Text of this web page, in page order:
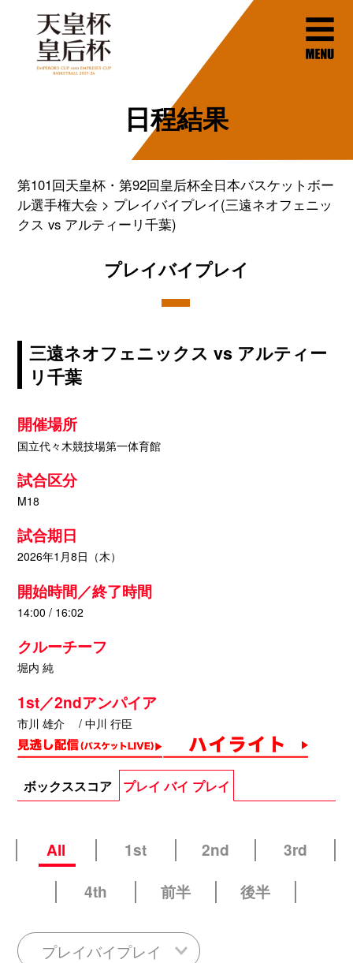
日程結果
第101回天皇杯・第92回皇后杯全日本バスケットボー
ル選手権大会
プレイバイプレイ(三遠ネオフェニッ
クス vs アルティーリ千葉)
プレイバイプレイ
三遠ネオフェニックス vs アルティー
リ千葉
開催場所
国立代々木競技場第一体育館
試合区分
M18
試合期日
2026年1月8日（木）
開始時間／終了時間
14:00 / 16:02
クルーチーフ
堀内 純
1st／2ndアンパイア
市川 雄介 / 中川 行臣
ボックススコア プレイ バイ プレイ
All 1st 2nd
3rd
4th
前半 後半
プレイバイプレイ